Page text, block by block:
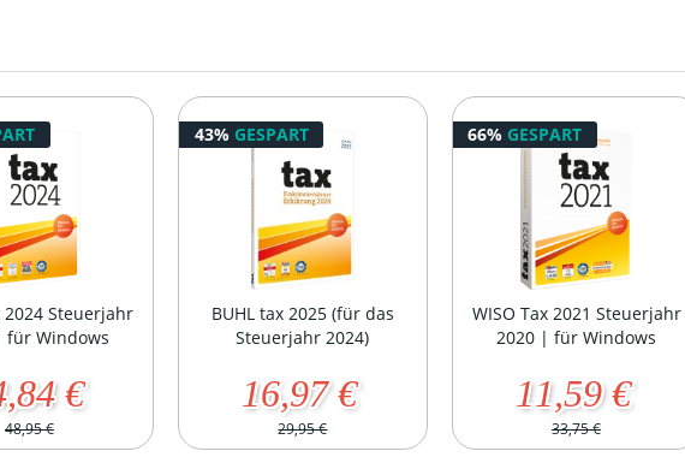
2024 Steuerjahr
für Windows
€
48,95 €
43% GESPART
BUHL tax 2025 (für das
Steuerjahr 2024)
16,97 €
29,95 €
66% GESPART
WISO Tax 2021 Steuerjahr
2020 | für Windows
11,59 €
33,75 €